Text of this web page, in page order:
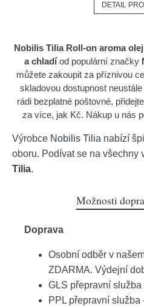
DETAIL
Nobilis Tilia Roll-on aroma
a chladíod populární značky
můžete zakoupit za příznivou
skladovou dostupnost
rádi bezplatné poštovné,
za více, jak Kč. Nákup u nás
Výrobce Nobilis Tilia nabízí
oboru. Podívat se na všechny
Tilia.
Možnosti
Doprava
Osobní odběr v
ZDARMA. Výdejní
GLS přepravní služba
PPL přepravní služba